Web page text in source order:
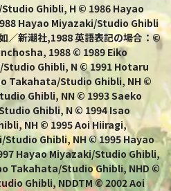
Ghibli, H © 1986 Hayao
Hayao Miyazaki/Studio Ghibli
／新潮社,1988 英語表記の場合：©
1988 © 1989 Eiko
Ghibli, N © 1991 Hotaru
Takahata/Studio Ghibli, NH ©
Ghibli, NN © 1993 Saeko
Ghibli, N © 1994 Isao
NH © 1995 Aoi Hiiragi,
Ghibli, NH © 1995 Hayao
Hayao Miyazaki/Studio Ghibli,
Takahata/Studio Ghibli, NHD ©
Ghibli, NDDTM © 2002 Aoi